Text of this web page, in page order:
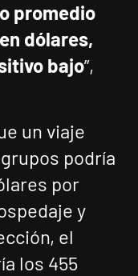
promedio
dólares,
bajo”,
un viaje
podría
por
y
el
los 455